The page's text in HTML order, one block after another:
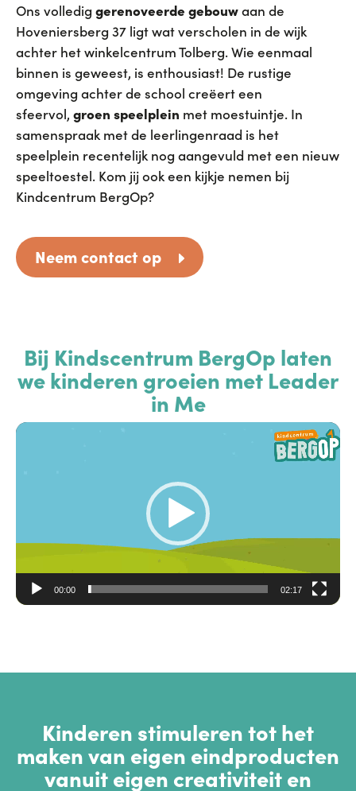
Ons volledig gerenoveerde gebouwaan de
Hoveniersberg 37 ligt wat verscholen in de wijk
achter het winkelcentrum Tolberg. Wie eenmaal
binnen is geweest, is enthousiast! De rustige
omgeving achter de school creëert een
sfeervol, groen speelplein met moestuintje. In
samenspraak met de leerlingenraad is het
speelplein recentelijk nog aangevuld met een nieuw
speeltoestel. Kom jij ook een kijkje nemen bij
Kindcentrum BergOp?
Neem contact op
Bij Kindscentrum BergOp laten
wekinderen groeien met Leader
in Me
00:00 02:17
Kinderen stimuleren tot het
maken van eigen eindproducten
vanuit eigen creativiteit en